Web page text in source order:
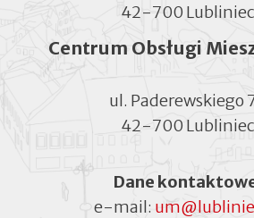
42-700 Lubliniec
Centrum Obsługi
ul. Paderewskiego
42-700 Lubliniec
Dane
e-mail: